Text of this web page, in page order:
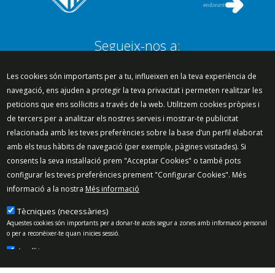
Segueix-nos a:
Mapa del lloc
Política de Privacitat
Política de Xarxes Socials
Política de cookies
Protecció de dades
Preguntes freqüents
© 2025 - Ajuntament de Vilassar de Mar
Les cookies són importants per a tu, influeixen en la teva experiència de
navegació, ens ajuden a protegir la teva privacitat i permeten realitzar les
peticions que ens sol·licitis a través de la web. Utilitzem cookies pròpies i
de tercers per a analitzar els nostres serveis i mostrar-te publicitat
relacionada amb les teves preferències sobre la base d’un perfil elaborat
amb els teus hàbits de navegació (per exemple, pàgines visitades). Si
consents la seva instal·lació prem "Acceptar Cookies" o també pots
configurar les teves preferències prement "Configurar Cookies". Més
informació a la nostra Més informació
Tècniques (necessàries)
Aquestes cookies són importants per a donar-te accés segur a zones amb informació personal
o per a reconèixer-te quan inicies sessió.
Analítiques